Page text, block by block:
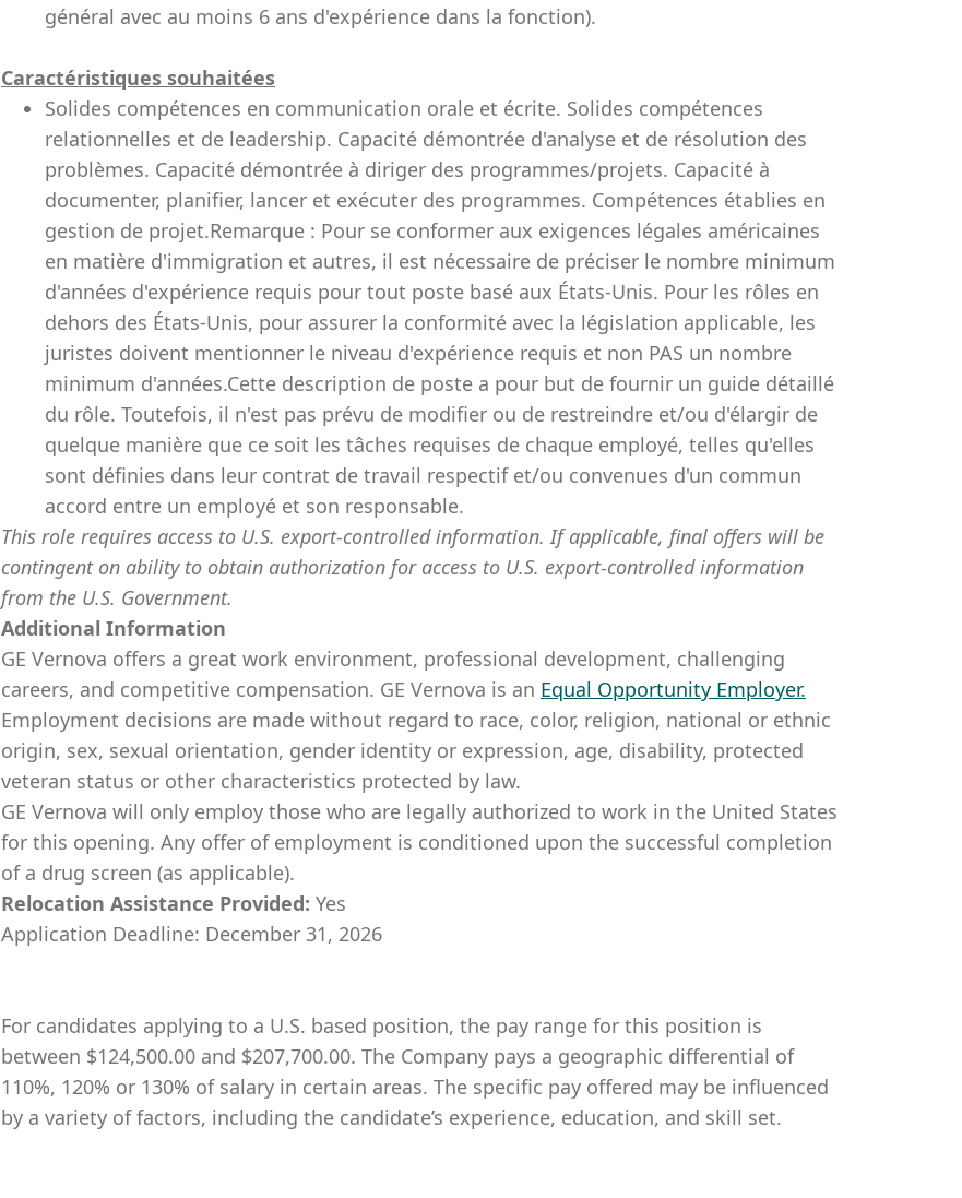
général avec au moins 6 ans d'expérience dans la fonction).
Caractéristiques souhaitées
Solides compétences en communication orale et écrite. Solides compétences
relationnelles et de leadership. Capacité démontrée d'analyse et de résolution des
problèmes. Capacité démontrée à diriger des programmes/projets. Capacité à
documenter, planifier, lancer et exécuter des programmes. Compétences établies en
gestion de projet.Remarque : Pour se conformer aux exigences légales américaines
en matière d'immigration et autres, il est nécessaire de préciser le nombre minimum
d'années d'expérience requis pour tout poste basé aux États-Unis. Pour les rôles en
dehors des États-Unis, pour assurer la conformité avec la législation applicable, les
juristes doivent mentionner le niveau d'expérience requis et non PAS un nombre
minimum d'années.Cette description de poste a pour but de fournir un guide détaillé
du rôle. Toutefois, il n'est pas prévu de modifier ou de restreindre et/ou d'élargir de
quelque manière que ce soit les tâches requises de chaque employé, telles qu'elles
sont définies dans leur contrat de travail respectif et/ou convenues d'un commun
accord entre un employé et son responsable.
This role requires access to U.S. export-controlled information. If applicable, final offers will be
contingent on ability to obtain authorization for access to U.S. export-controlled information
from the U.S. Government.
Additional Information
GE Vernova offers a great work environment, professional development, challenging
careers, and competitive compensation. GE Vernova is an Equal Opportunity Employer.
Employment decisions are made without regard to race, color, religion, national or ethnic
origin, sex, sexual orientation, gender identity or expression, age, disability, protected
veteran status or other characteristics protected by law.
GE Vernova will only employ those who are legally authorized to work in the United States
for this opening. Any offer of employment is conditioned upon the successful completion
of a drug screen (as applicable).
Relocation Assistance Provided: Yes
Application Deadline: December 31, 2026
For candidates applying to a U.S. based position, the pay range for this position is
between $124,500.00 and $207,700.00. The Company pays a geographic differential of
110%, 120% or 130% of salary in certain areas. The specific pay offered may be influenced
by a variety of factors, including the candidate’s experience, education, and skill set.